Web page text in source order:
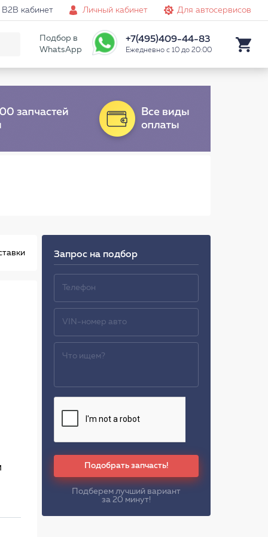
B2B кабинет Личный кабинет Для автосервисов
Подбор в
WhatsApp
+7(495)409-44-83
Ежедневно с 10 до 20:00
Запрос на подбор
Подобрать запчасть!
Подберем лучший вариант
за 20 минут!